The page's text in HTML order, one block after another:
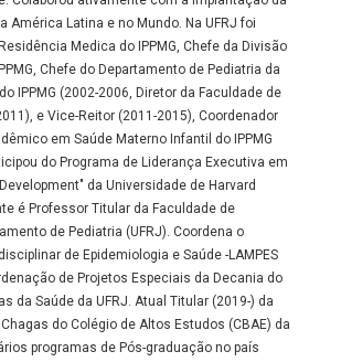
América Latina e no Mundo. Na UFRJ foi
Medica do IPPMG, Chefe da Divisão
Chefe do Departamento de Pediatria da
IPPMG (2002-2006, Diretor da Faculdade de
e Vice-Reitor (2011-2015), Coordenador
em Saúde Materno Infantil do IPPMG
do Programa de Liderança Executiva em
da Universidade de Harvard
é Professor Titular da Faculdade de
de Pediatria (UFRJ). Coordena o
de Epidemiologia e Saúde -LAMPES
de Projetos Especiais da Decania do
da Saúde da UFRJ. Atual Titular (2019-) da
Chagas do Colégio de Altos Estudos (CBAE) da
programas de Pós-graduação no país